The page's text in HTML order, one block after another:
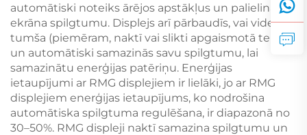
automātiski noteiks ārējos apstākļus un palielinās
ekrāna spilgtumu. Displejs arī pārbaudīs, vai vide ir
tumša (piemēram, naktī vai slikti apgaismotā telpā),
un automātiski samazinās savu spilgtumu, lai
samazinātu enerģijas patēriņu. Enerģijas
ietaupījumi ar RMG displejiem ir lielāki, jo ar RMG
displejiem enerģijas ietaupījums, ko nodrošina
automātiska spilgtuma regulēšana, ir diapazonā no
30–50%. RMG displeji naktī samazina spilgtumu un